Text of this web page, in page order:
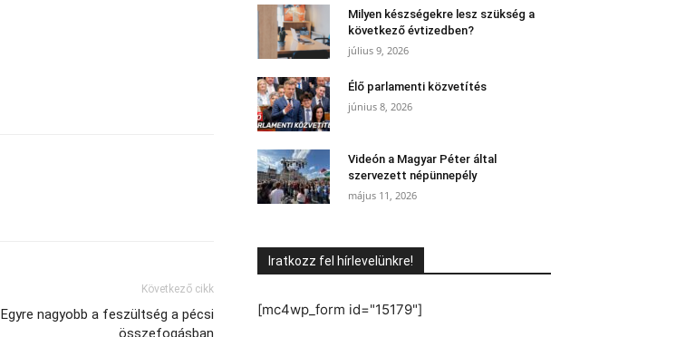
Következő cikk
Egyre nagyobb a feszültség a pécsi
összefogásban
Milyen készségekre lesz szükség a
következő évtizedben?
július 9, 2026
Élő parlamenti közvetítés
június 8, 2026
Videón a Magyar Péter által
szervezett népünnepély
május 11, 2026
Iratkozz fel hírlevelünkre!
[mc4wp_form id="15179"]